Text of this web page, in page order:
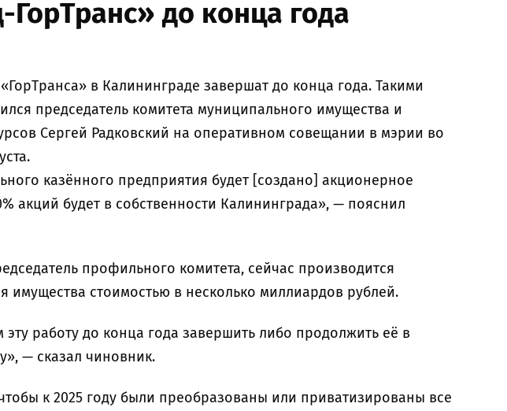
до конца года
в Калининграде завершат до конца года. Такими
председатель комитета муниципального имущества и
Сергей Радковский на оперативном совещании в мэрии во
казённого предприятия будет [создано] акционерное
акций будет в собственности Калининграда», — пояснил
профильного комитета, сейчас производится
имущества стоимостью в несколько миллиардов рублей.
работу до конца года завершить либо продолжить её в
— сказал чиновник.
к 2025 году были преобразованы или приватизированы все